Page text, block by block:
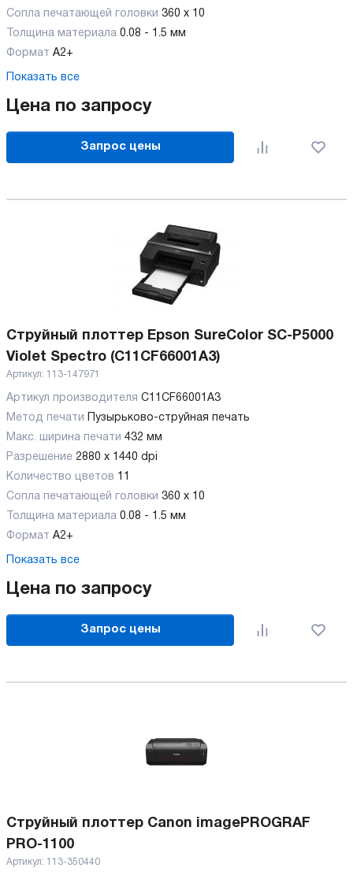
Сопла печатающей головки 360 x 10
Толщина материала 0.08 - 1.5 мм
Формат А2+
Показать все
Цена по запросу
Запрос цены
Струйный плоттер Epson SureColor SC-P5000
Violet Spectro (C11CF66001A3)
Артикул: 113-147971
Артикул производителя C11CF66001A3
Метод печати
Пузырьково-струйная печать
Макс. ширина печати 432 мм
Разрешение 2880 x 1440 dpi
Количество цветов 11
Сопла печатающей головки 360 x 10
Толщина материала 0.08 - 1.5 мм
Формат А2+
Показать все
Цена по запросу
Запрос цены
Струйный плоттер Canon imagePROGRAF
PRO-1100
Артикул: 113-350440